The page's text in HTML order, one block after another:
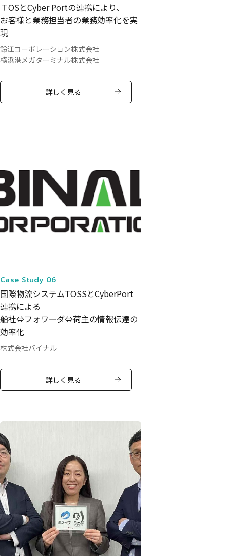
ＴOSとCyber Portの連携により、
お客様と業務担当者の業務効率化を実
現
鈴江コーポレーション株式会社
横浜港メガターミナル株式会社
詳しく見る
Case Study 06
国際物流システムTOSSとCyberPort
連携による
船社⇔フォワーダ⇔荷主の情報伝達の
効率化
株式会社バイナル
詳しく見る